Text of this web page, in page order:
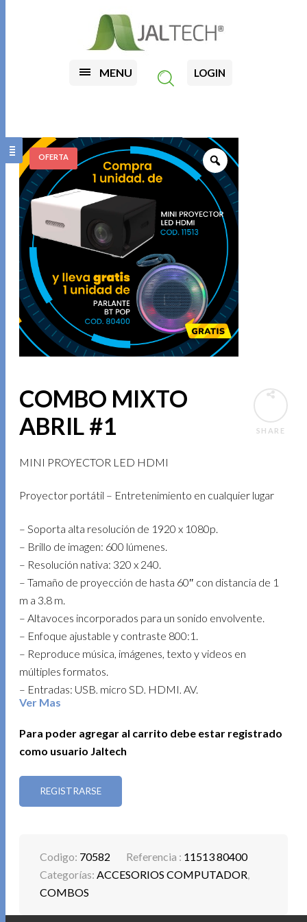
MENU LOGIN
SHARE
COMBO MIXTO
ABRIL #1
MINI PROYECTOR LED HDMI
Proyector portátil – Entretenimiento en cualquier lugar
– Soporta alta resolución de 1920 x 1080p.
– Brillo de imagen: 600 lúmenes.
– Resolución nativa: 320 x 240.
– Tamaño de proyección de hasta 60″ con distancia de 1
m a 3.8 m.
– Altavoces incorporados para un sonido envolvente.
– Enfoque ajustable y contraste 800:1.
– Reproduce música, imágenes, texto y videos en
múltiples formatos.
– Entradas: USB, micro SD, HDMI, AV.
– Incluye control remoto, cable RCA y audio 3.5 mm.
Ideal para presentaciones, películas y entretenimiento en
casa.
PARLANTE BT POP
– Bocina de 2” con potencia de 3W.
– Luces LED rítmicas para una experiencia visual
Ver Mas
Para poder agregar al carrito debe estar registrado
como usuario Jaltech
REGISTRARSE
Codigo: 70582 Referencia : 11513 80400
Categorías: ACCESORIOS COMPUTADOR
COMBOS